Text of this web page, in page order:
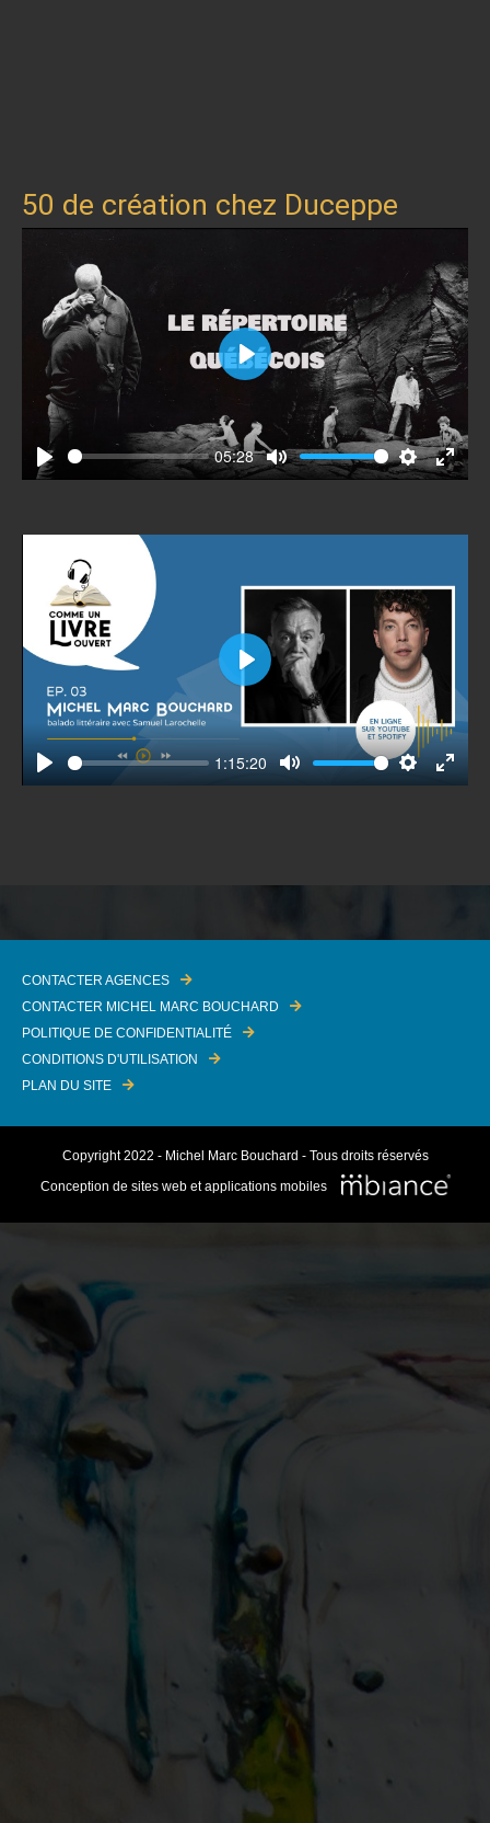
50 de création chez Duceppe
Play
05:28
Mute SettingsEnter
Play
Play
1:15:20
Mute SettingsEnter
Play
CONTACTER AGENCES
CONTACTER MICHEL MARC BOUCHARD
POLITIQUE DE CONFIDENTIALITÉ
CONDITIONS D'UTILISATION
PLAN DU SITE
Copyright 2022 - Michel Marc Bouchard - Tous droits réservés
Conception de sites web et applications mobiles